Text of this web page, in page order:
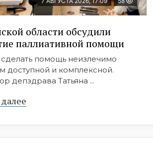
области обсудили
паллиативной помощи
помощь неизлечимо
доступной и комплексной.
депздрава Татьяна ...